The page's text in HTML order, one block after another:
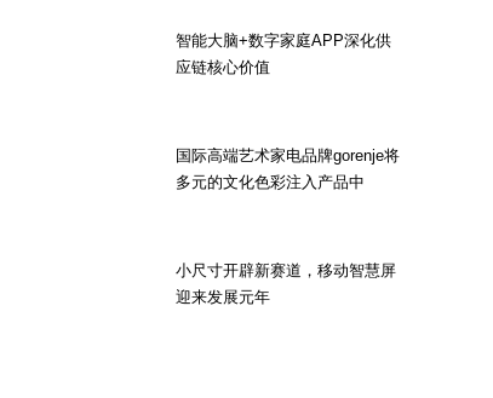
智能大脑+数字家庭APP深化供
应链核心价值
国际高端艺术家电品牌gorenje将
多元的文化色彩注入产品中
小尺寸开辟新赛道，移动智慧屏
迎来发展元年